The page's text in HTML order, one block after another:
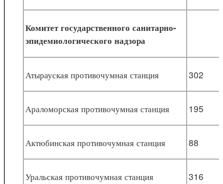
Комитет государственного санитарно-
эпидемиологического надзора
Атырауская противочумная станция 302
Араломорская противочумная станция 195
Актюбинская противочумная станция 88
Уральская противочумная станция 316